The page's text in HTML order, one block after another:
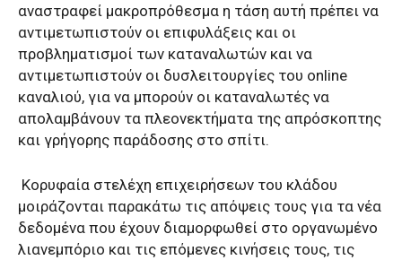
αναστραφεί μακροπρόθεσμα η τάση αυτή πρέπει να
αντιμετωπιστούν οι επιφυλάξεις και οι
προβληματισμοί των καταναλωτών και να
αντιμετωπιστούν οι δυσλειτουργίες του online
καναλιού, για να μπορούν οι καταναλωτές να
απολαμβάνουν τα πλεονεκτήματα της απρόσκοπτης
και γρήγορης παράδοσης στο σπίτι.
Κορυφαία στελέχη επιχειρήσεων του κλάδου
μοιράζονται παρακάτω τις απόψεις τους για τα νέα
δεδομένα που έχουν διαμορφωθεί στο οργανωμένο
λιανεμπόριο και τις επόμενες κινήσεις τους, τις